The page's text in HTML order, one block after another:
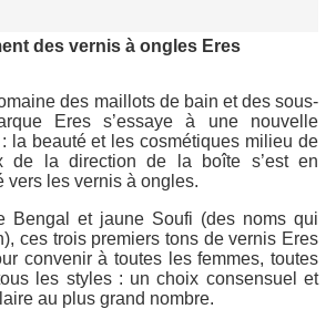
des vernis à ongles Eres
des maillots de bain et des sous-
Eres s’essaye à une nouvelle
: la beauté et les cosmétiques milieu de
de la direction de la boîte s’est en
vers les vernis à ongles.
Bengal et jaune Soufi (des noms qui
ces trois premiers tons de vernis Eres
convenir à toutes les femmes, toutes
les styles : un choix consensuel et
au plus grand nombre.